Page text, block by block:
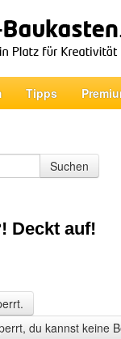
Tipps
Suchen
Deckt auf!
du kannst keine